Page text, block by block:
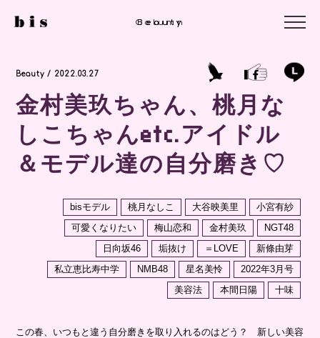
Beauty
Beauty / 2022.03.27
金村美玖ちゃん、桃月な
しこちゃんetc.アイドル
＆モデル達の自分磨き♡
bisモデル 桃月なしこ 大谷映美里
小宮有紗
可愛くなりたい
梅山恋和 金村美玖
NGT48
日向坂46
垢抜け ＝LOVE
新條由芽
私立恵比寿中学
NMB48 星名美怜
2022年3月号
美容法
本間日陽 十味
この春、いつもと違う自分磨きを取り入れるのはどう？ 新しい美容
Beauty
Column